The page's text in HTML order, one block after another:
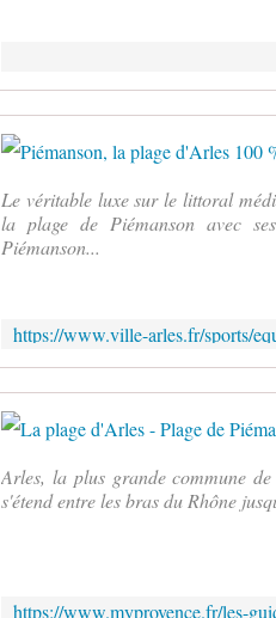
Le véritable luxe sur le littoral
la plage de Piémanson avec
Piémanson...
Arles, la plus grande commune
s'étend entre les bras du Rhône